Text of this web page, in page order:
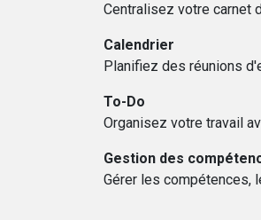
Centralisez votre carnet
Calendrier
Planifiez des réunions
To-Do
Organisez votre travail
Gestion des
Gérer les compétences,